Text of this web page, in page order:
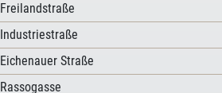
Freilandstraße
Industriestraße
Eichenauer Straße
Rassogasse